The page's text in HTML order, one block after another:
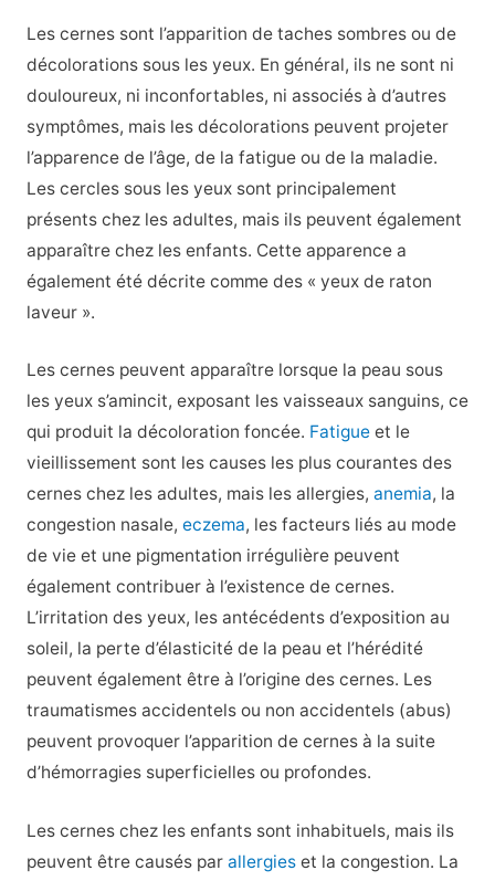
Les cernes sont l’apparition de taches sombres ou de
décolorations sous les yeux. En général, ils ne sont ni
douloureux, ni inconfortables, ni associés à d’autres
symptômes, mais les décolorations peuvent projeter
l’apparence de l’âge, de la fatigue ou de la maladie.
Les cercles sous les yeux sont principalement
présents chez les adultes, mais ils peuvent également
apparaître chez les enfants. Cette apparence a
également été décrite comme des « yeux de raton
laveur ».
Les cernes peuvent apparaître lorsque la peau sous
les yeux s’amincit, exposant les vaisseaux sanguins, ce
qui produit la décoloration foncée. Fatigueet le
vieillissement sont les causes les plus courantes des
cernes chez les adultes, mais les allergies, anemia, la
congestion nasale, eczema, les facteurs liés au mode
de vie et une pigmentation irrégulière peuvent
également contribuer à l’existence de cernes.
L’irritation des yeux, les antécédents d’exposition au
soleil, la perte d’élasticité de la peau et l’hérédité
peuvent également être à l’origine des cernes. Les
traumatismes accidentels ou non accidentels (abus)
peuvent provoquer l’apparition de cernes à la suite
d’hémorragies superficielles ou profondes.
Les cernes chez les enfants sont inhabituels, mais ils
peuvent être causés par allergieset la congestion. La